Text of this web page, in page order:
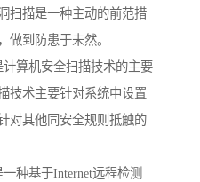
扫描是一种主动的前范措
做到防患于未然。
算机安全扫描技术的主要
技术主要针对系统中设置
对其他同安全规则抵触的
种基于Internet远程检测